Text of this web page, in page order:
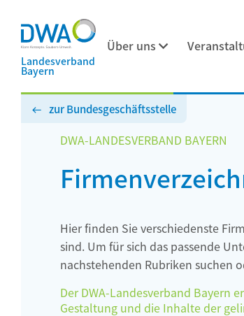
Landesverband
Bayern
Über uns
zur Bundesgeschäftsstelle
DWA-LANDESVERBAND BAYERN
Hier finden Sie verschiedenste
sind. Um für sich das passende
nachstehenden Rubriken suchen
Der DWA-Landesverband Bayern
Gestaltung und die Inhalte der